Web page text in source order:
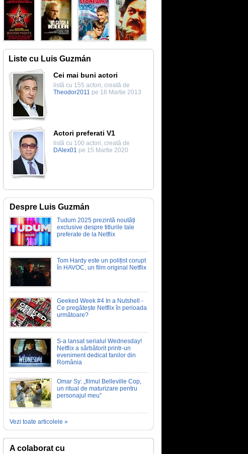
Liste cu Luis Guzmán
Cei mai buni actori
listă cu 155 actori, creată de
Theodor2011 pe 16 Martie 2013
Actori preferati V1
listă cu 100 actori, creată de
DAlex01 pe 15 Martie 2020
Despre Luis Guzmán
Tudum 2025 prezintă noutăți
exclusive despre titlurile tale
preferate de la Netflix
Tom Hardy este un polițist corupt
în HAVOC, un film original Netflix
Geeked Week #4 In a Nutshell -
Ce pregătește Netflix în perioada
următoare?
S-a lansat serialul Wednesday!
Netflix a sărbătorit printr-un
eveniment dedicat fanilor din
România
Omar Sy: „filmul Belleville Cop,
un ritual de maturizare pentru
personajul meu”
Vezi toate articolele »
A colaborat cu